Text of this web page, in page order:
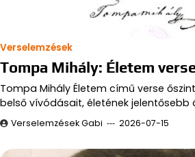
Verselemzések
Tompa Mihály: Életem
Tompa Mihály Életem című verse
belső vívódásait, életének jelentősebb
Verselemzések Gabi 2026-07-15